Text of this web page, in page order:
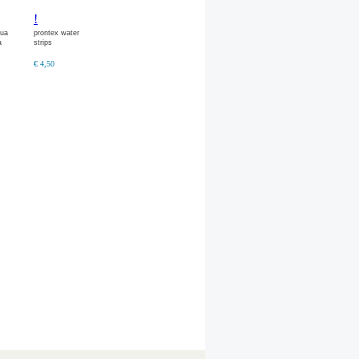
!
prontex water
strips
€ 4,50